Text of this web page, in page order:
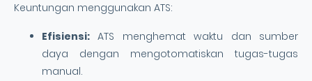
Keuntungan menggunakan ATS:
Efisiensi: ATS menghemat waktu dan sumber
daya dengan mengotomatiskan tugas-tugas
manual.